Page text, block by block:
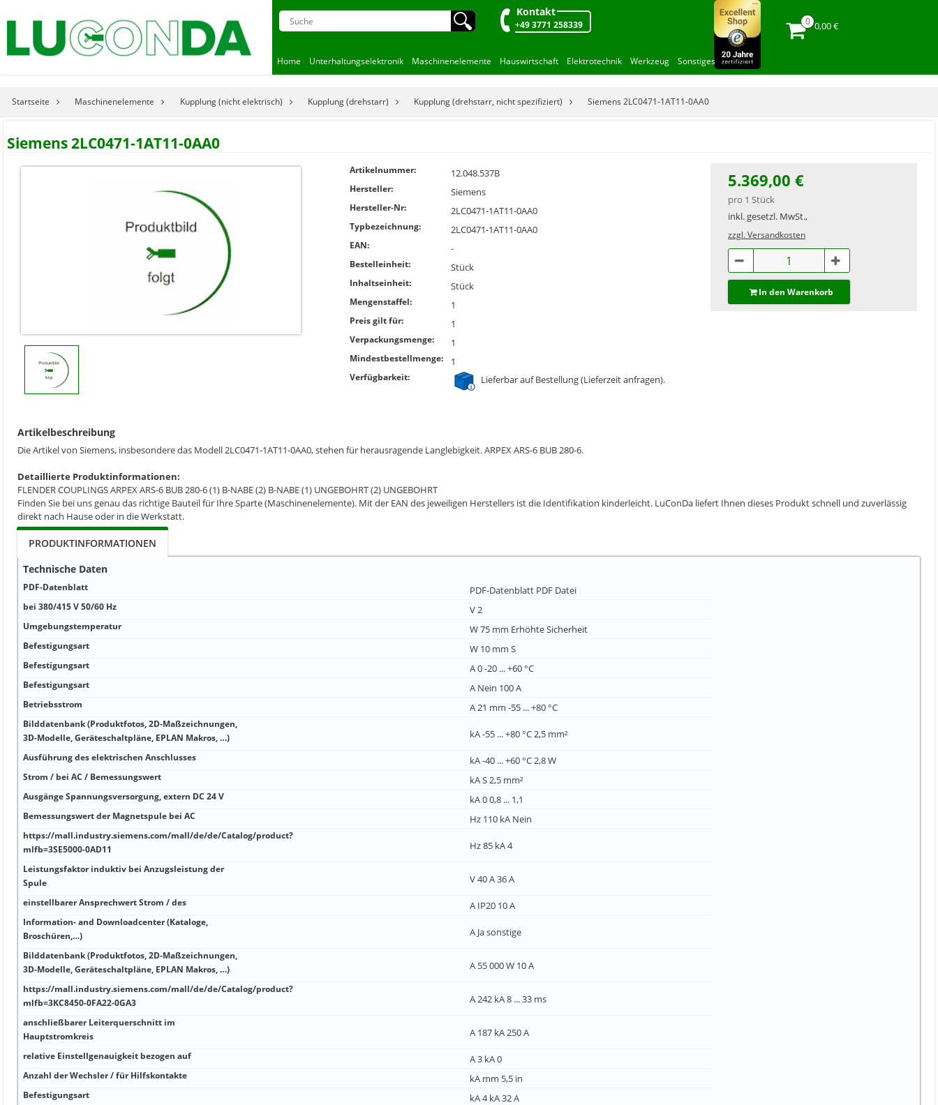
🔍︎ Kontakt
+49 3771 258339 0,00 €
Home Unterhaltungselektronik Maschinenelemente Hauswirtschaft Elektrotechnik Werkzeug Sonstiges
Startseite Maschinenelemente Kupplung (nicht elektrisch) Kupplung (drehstarr) Kupplung (drehstarr, nicht spezifiziert) Siemens 2LC0471-1AT11-0AA0
Siemens 2LC0471-1AT11-0AA0
Artikelnummer: 12.048.537B
Hersteller: Siemens
Hersteller-Nr: 2LC0471-1AT11-0AA0
Typbezeichnung: 2LC0471-1AT11-0AA0
EAN: -
Bestelleinheit: Stück
Inhaltseinheit: Stück
Mengenstaffel: 1
Preis gilt für: 1
Verpackungsmenge: 1
Mindestbestellmenge: 1
Verfügbarkeit: Lieferbar auf Bestellung (Lieferzeit anfragen).
5.369,00 €
pro 1 Stück
inkl. gesetzl. MwSt.,
zzgl. Versandkosten
In den Warenkorb
Artikelbeschreibung
Die Artikel von Siemens, insbesondere das Modell 2LC0471-1AT11-0AA0, stehen für herausragende Langlebigkeit. ARPEX ARS-6 BUB 280-6.
Detaillierte Produktinformationen:
FLENDER COUPLINGS ARPEX ARS-6 BUB 280-6 (1) B-NABE (2) B-NABE (1) UNGEBOHRT (2) UNGEBOHRT
Finden Sie bei uns genau das richtige Bauteil für Ihre Sparte (Maschinenelemente). Mit der EAN des jeweiligen Herstellers ist die Identifikation kinderleicht. LuConDa liefert Ihnen dieses Produkt schnell und zuverlässig
direkt nach Hause oder in die Werkstatt.
PRODUKTINFORMATIONEN
Technische Daten
PDF-Datenblatt PDF-Datenblatt PDF Datei
bei 380/415 V 50/60 Hz V 2
Umgebungstemperatur W 75 mm Erhöhte Sicherheit
Befestigungsart W 10 mm S
Befestigungsart A 0 -20 ... +60 °C
Befestigungsart A Nein 100 A
Betriebsstrom A 21 mm -55 ... +80 °C
Bilddatenbank (Produktfotos, 2D-Maßzeichnungen,
3D-Modelle, Geräteschaltpläne, EPLAN Makros, …)
kA -55 ... +80 °C 2,5 mm²
Ausführung des elektrischen Anschlusses kA -40 ... +60 °C 2,8 W
Strom / bei AC / Bemessungswert kA S 2,5 mm²
Ausgänge Spannungsversorgung, extern DC 24 V kA 0 0,8 ... 1,1
Bemessungswert der Magnetspule bei AC Hz 110 kA Nein
https://mall.industry.siemens.com/mall/de/de/Catalog/product?
mlfb=3SE5000-0AD11
Hz 85 kA 4
Leistungsfaktor induktiv bei Anzugsleistung der
Spule
V 40 A 36 A
einstellbarer Ansprechwert Strom / des A IP20 10 A
Information- and Downloadcenter (Kataloge,
Broschüren,…)
A Ja sonstige
Bilddatenbank (Produktfotos, 2D-Maßzeichnungen,
3D-Modelle, Geräteschaltpläne, EPLAN Makros, …)
A 55 000 W 10 A
https://mall.industry.siemens.com/mall/de/de/Catalog/product?
mlfb=3KC8450-0FA22-0GA3
A 242 kA 8 ... 33 ms
anschließbarer Leiterquerschnitt im
Hauptstromkreis
A 187 kA 250 A
relative Einstellgenauigkeit bezogen auf A 3 kA 0
Anzahl der Wechsler / für Hilfskontakte kA mm 5,5 in
Befestigungsart kA 4 kA 32 A